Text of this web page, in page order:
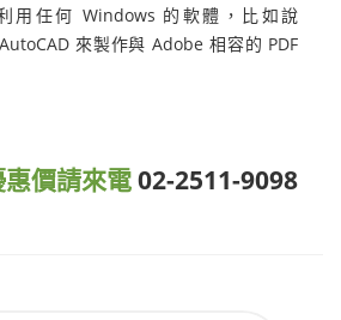
用任何 Windows 的軟體，比如說
來製作與 Adobe 相容的 PDF
惠價請來電02-2511-9098